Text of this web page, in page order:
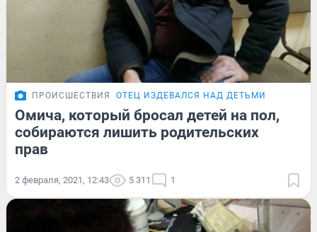
ПРОИСШЕСТВИЯ ОТЕЦ ИЗДЕВАЛСЯ НАД ДЕТЬМИ
Омича, который бросал детей на пол,
собираются лишить родительских
прав
2 февраля, 2021, 12:43 5 311 1